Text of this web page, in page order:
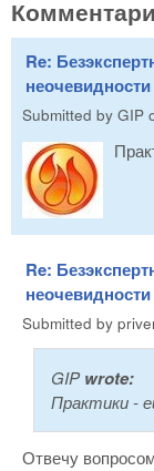
Re:
Submitted by GIP
Re:
Submitted by
GIPwrote:
Практики -
Отвечу